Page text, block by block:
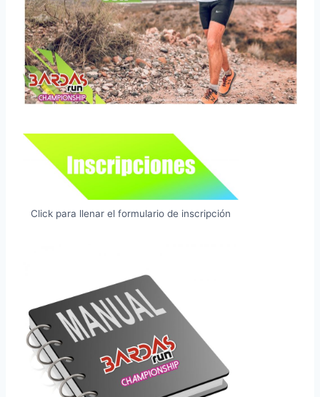
Click para llenar el formulario de inscripción